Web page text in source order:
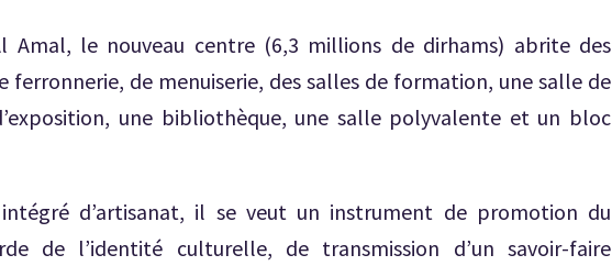
Amal, le nouveau centre (6,3 millions de dirhams) abrite des
ferronnerie, de menuiserie, des salles de formation, une salle de
une bibliothèque, une salle polyvalente et un bloc
d’artisanat, il se veut un instrument de promotion du
de l’identité culturelle, de transmission d’un savoir-faire